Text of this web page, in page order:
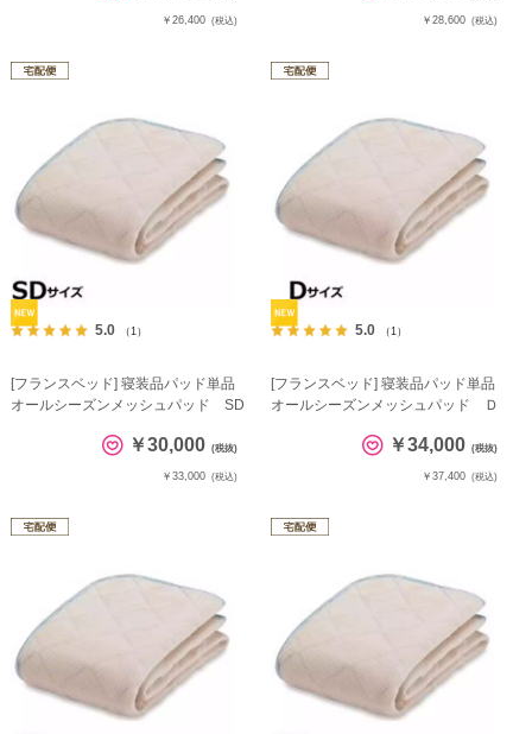
￥26,400 (税込) ￥28,600 (税込)
5.0 （1）
[フランスベッド] 寝装品パッド単品
オールシーズンメッシュパッド SD
￥30,000 (税抜)
￥33,000 (税込)
5.0 （1）
[フランスベッド] 寝装品パッド単品
オールシーズンメッシュパッド Ｄ
￥34,000 (税抜)
￥37,400 (税込)